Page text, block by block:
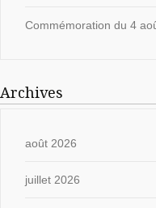
Commémoration du 4
Archives
août 2026
juillet 2026